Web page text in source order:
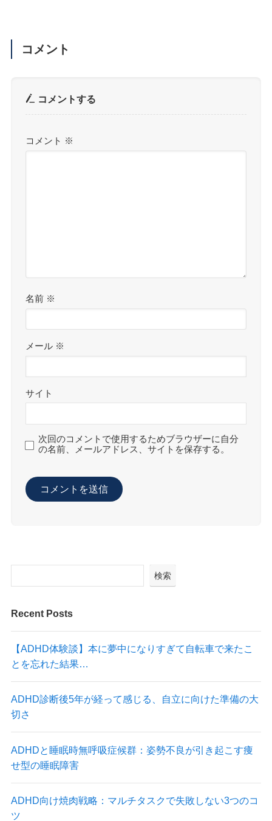
コメント
コメントする
コメント ※
名前 ※
メール ※
サイト
次回のコメントで使用するためブラウザーに自分
の名前、メールアドレス、サイトを保存する。
検索
Recent Posts
【ADHD体験談】本に夢中になりすぎて自転車で来たこ
とを忘れた結果…
ADHD診断後5年が経って感じる、自立に向けた準備の大
切さ
ADHDと睡眠時無呼吸症候群：姿勢不良が引き起こす痩
せ型の睡眠障害
ADHD向け焼肉戦略：マルチタスクで失敗しない3つのコ
ツ